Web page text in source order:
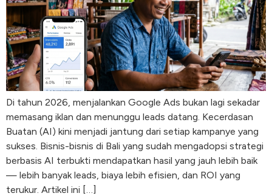
Di tahun 2026, menjalankan Google Ads bukan lagi sekadar
memasang iklan dan menunggu leads datang. Kecerdasan
Buatan (AI) kini menjadi jantung dari setiap kampanye yang
sukses. Bisnis-bisnis di Bali yang sudah mengadopsi strategi
berbasis AI terbukti mendapatkan hasil yang jauh lebih baik
— lebih banyak leads, biaya lebih efisien, dan ROI yang
terukur. Artikel ini […]